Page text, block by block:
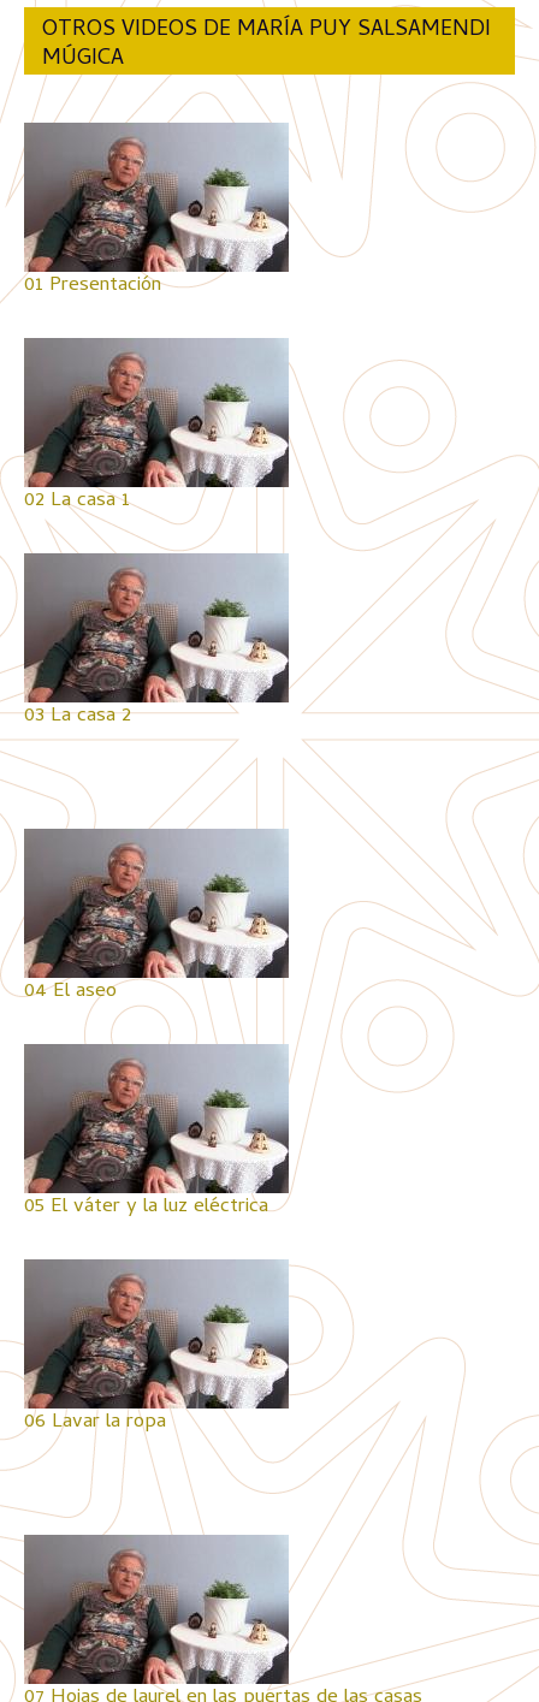
OTROS VIDEOS DE MARÍA PUY SALSAMENDI
MÚGICA
01 Presentación
02 La casa 1
03 La casa 2
04 El aseo
05 El váter y la luz eléctrica
06 Lavar la ropa